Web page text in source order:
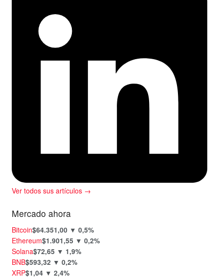
Ver todos sus artículos →
Mercado ahora
Bitcoin$64.351,00 ▼ 0,5%
Ethereum$1.901,55 ▼ 0,2%
Solana$72,65 ▼ 1,9%
BNB$593,32 ▼ 0,2%
XRP$1,04 ▼ 2,4%